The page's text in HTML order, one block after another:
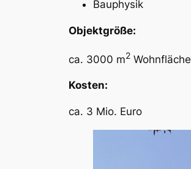
Bauphysik
Objektgröße:
ca. 3000 m2 Wohnfläche
Kosten:
ca. 3 Mio. Euro